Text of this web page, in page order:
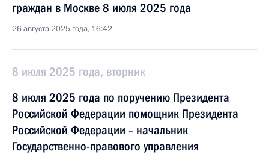
граждан в Москве 8 июля 2025 года
26 августа 2025 года, 16:42
8 июля 2025 года, вторник
8 июля 2025 года по поручению Президента
Российской Федерации помощник Президента
Российской Федерации – начальник
Государственно-правового управления